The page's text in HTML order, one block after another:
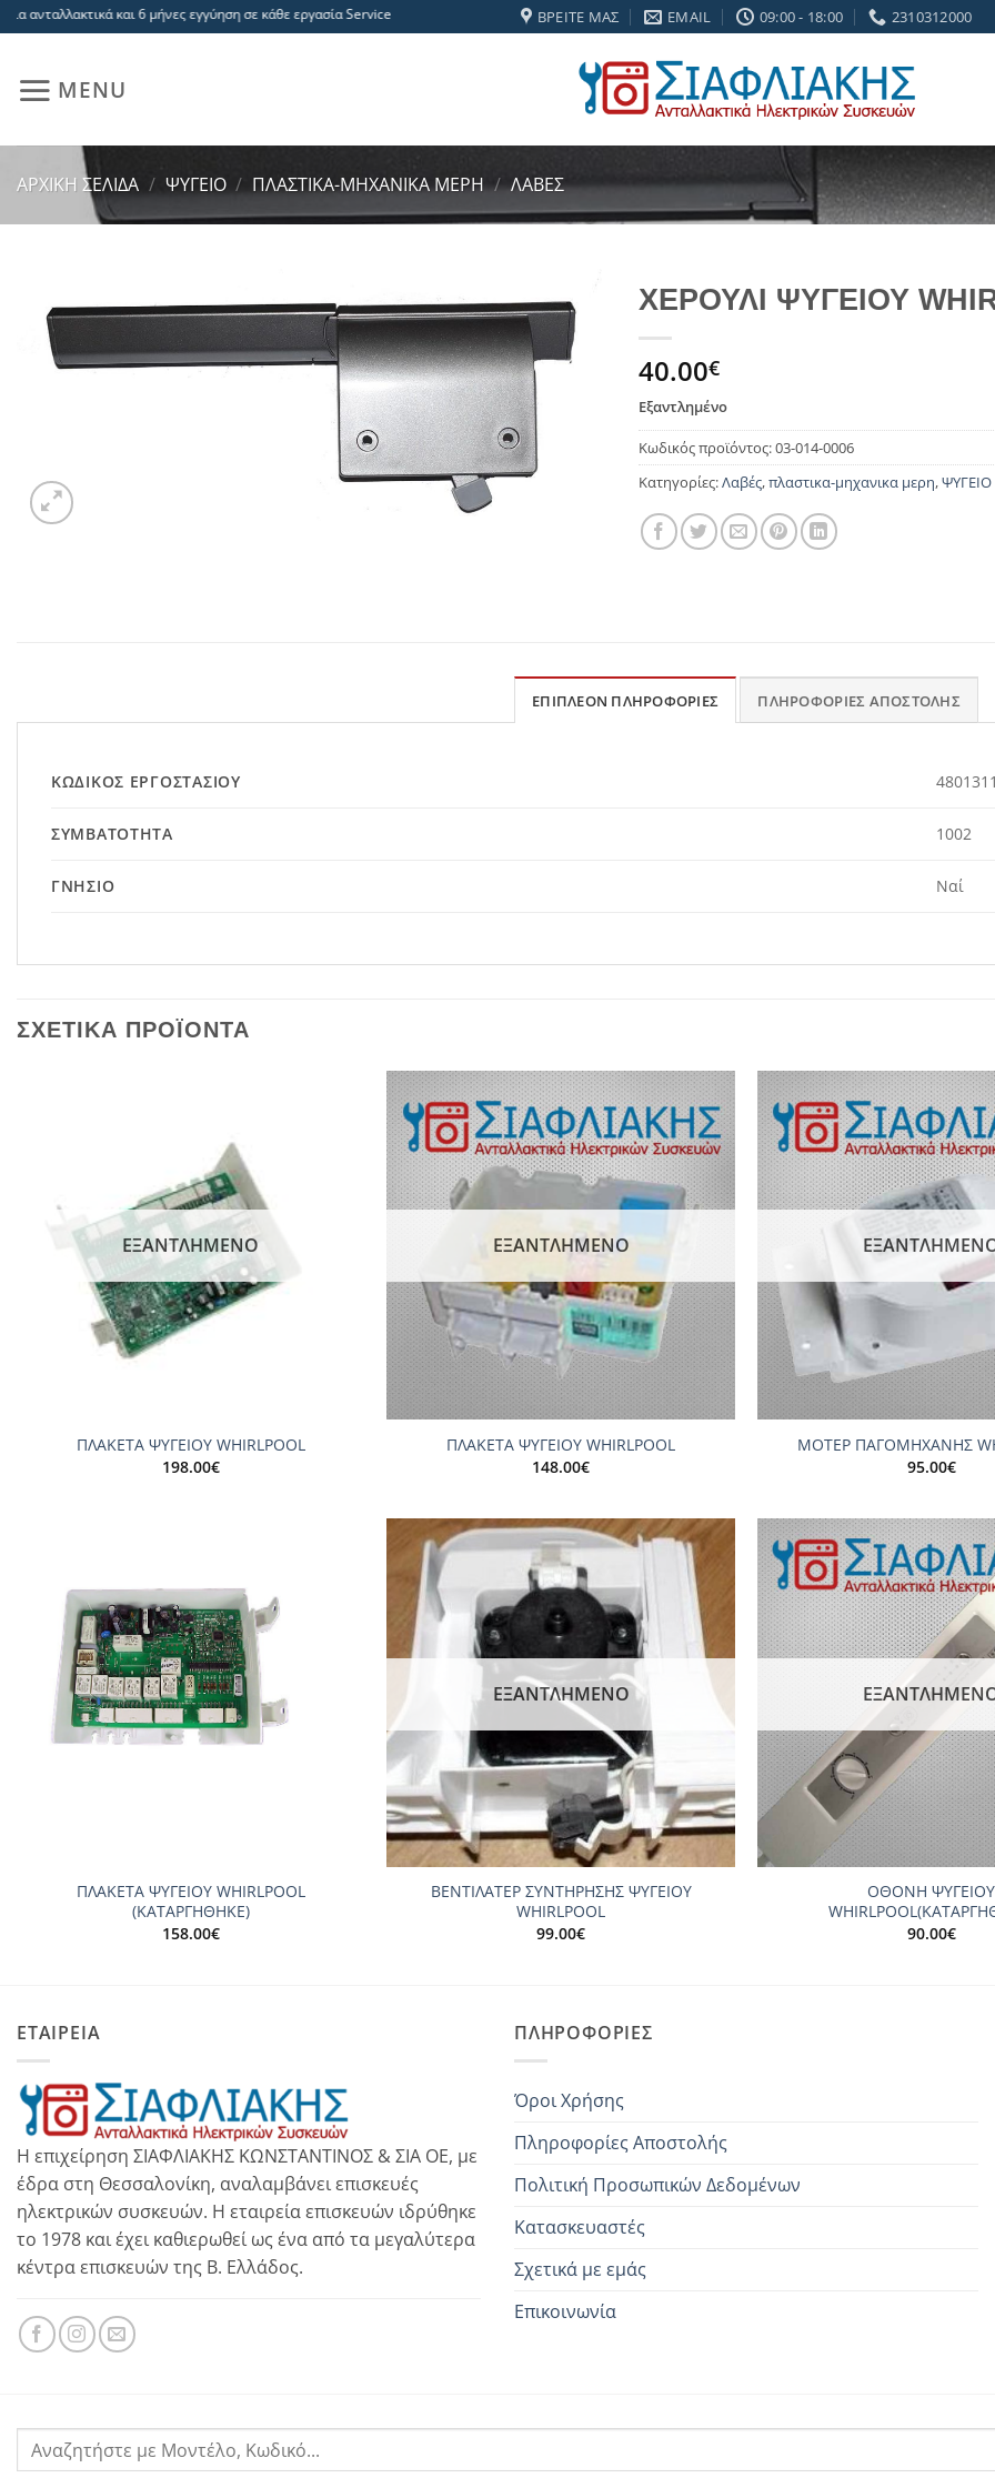
Μετάβαση
στο
και 6 μήνες εγγύηση σε κάθε εργασία Service ΒΡΕΊΤΕ ΜΑΣ EMAIL 09:00 - 18:00 2310312000
MENU
ΑΡΧΙΚΉ ΣΕΛΊΔΑ / ΨΥΓΕΙΟ / ΠΛΑΣΤΙΚΑ-ΜΗΧΑΝΙΚΑ ΜΕΡΗ / ΛΑΒΈΣ
Add to
wishlist
ΧΕΡΟΥΛΙ ΨΥΓΕΙΟΥ
40.00€
Εξαντλημένο
Κωδικός προϊόντος:03-014-0006
Κατηγορίες:Λαβές,πλαστικα-μηχανικα μερη,ΨΥΓΕΙΟ
ΕΠΙΠΛΈΟΝ ΠΛΗΡΟΦΟΡΊΕΣ ΠΛΗΡΟΦΟΡΊΕΣ ΑΠΟΣΤΟΛΉΣ
ΚΩΔΙΚΌΣ ΕΡΓΟΣΤΑΣΊΟΥ
ΣΥΜΒΑΤΌΤΗΤΑ 1002
ΓΝΉΣΙΟ Ναί
ΣΧΕΤΙΚΆ ΠΡΟΪΌΝΤΑ
ΕΞΑΝΤΛΗΜΈΝΟ
ΠΛΑΚΕΤΑ ΨΥΓΕΙΟΥ WHIRLPOOL
198.00€
Add to
wishlist
ΕΞΑΝΤΛΗΜΈΝΟ
ΠΛΑΚΕΤΑ ΨΥΓΕΙΟΥ WHIRLPOOL
148.00€
ΜΟΤΕΡ ΠΑΓΟΜΗΧΑΝΗΣ
95.00€
ΠΛΑΚΕΤΑ ΨΥΓΕΙΟΥ WHIRLPOOL
(ΚΑΤΑΡΓΗΘΗΚΕ)
158.00€
Add to
wishlist
+
ΕΞΑΝΤΛΗΜΈΝΟ
ΒΕΝΤΙΛΑΤΕΡ ΣΥΝΤΗΡΗΣΗΣ ΨΥΓΕΙΟY
WHIRLPOOL
99.00€
ΟΘΟΝΗ ΨΥΓΕΙΟΥ
90.00€
ΕΤΑΙΡΕΙΑ
Η επιχείρηση ΣΙΑΦΛΙΑΚΗΣ ΚΩΝΣΤΑΝΤΙΝΟΣ & ΣΙΑ ΟΕ, με
έδρα στη Θεσσαλονίκη, αναλαμβάνει επισκευές
ηλεκτρικών συσκευών. Η εταιρεία επισκευών ιδρύθηκε
το 1978 και έχει καθιερωθεί ως ένα από τα μεγαλύτερα
κέντρα επισκευών της Β. Ελλάδος.
ΠΛΗΡΟΦΟΡΊΕΣ
Όροι Χρήσης
Πληροφορίες Αποστολής
Πολιτική Προσωπικών Δεδομένων
Κατασκευαστές
Σχετικά με εμάς
Επικοινωνία